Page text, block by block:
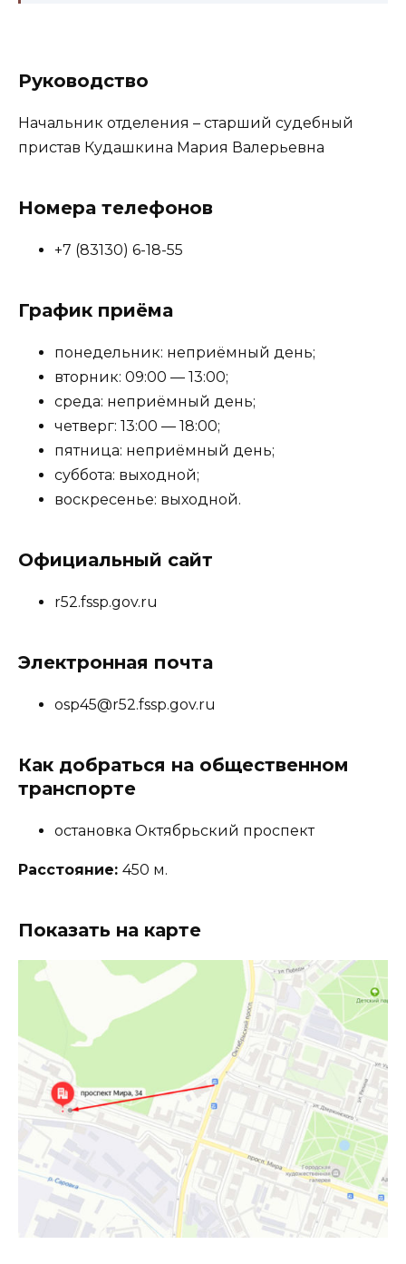
Руководство
Начальник отделения – старший судебный
пристав Кудашкина Мария Валерьевна
Номера телефонов
+7 (83130) 6-18-55
График приёма
понедельник: неприёмный день;
вторник: 09:00 — 13:00;
среда: неприёмный день;
четверг: 13:00 — 18:00;
пятница: неприёмный день;
суббота: выходной;
воскресенье: выходной.
Официальный сайт
r52.fssp.gov.ru
Электронная почта
osp45@r52.fssp.gov.ru
Как добраться на общественном
транспорте
остановка Октябрьский проспект
Расстояние: 450 м.
Показать на карте